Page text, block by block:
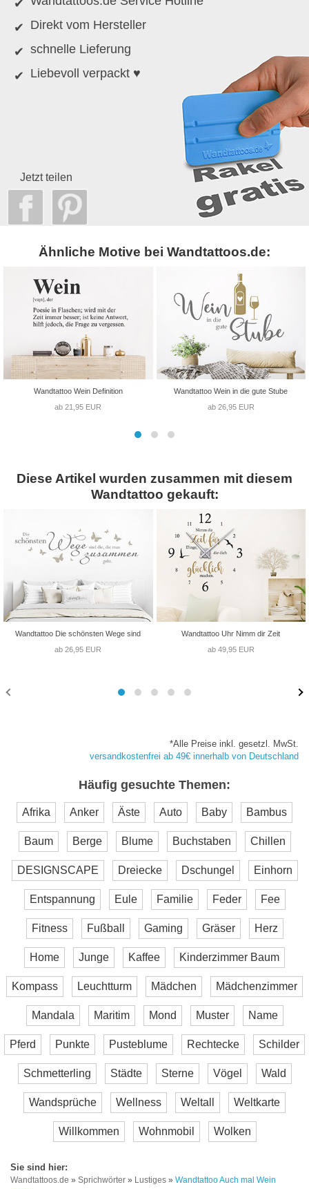
Direkt vom Hersteller
schnelle Lieferung
Liebevoll verpackt ♥
Jetzt teilen
Ähnliche Motive bei Wandtattoos.de:
Wandtattoo Wein Definition
ab 21,95 EUR
Wandtattoo Wein in die gute Stube
ab 26,95 EUR
Diese Artikel wurden zusammen mit diesem
Wandtattoo gekauft:
Wandtattoo Die schönsten Wege sind
ab 26,95 EUR
Wandtattoo Uhr Nimm dir Zeit
ab 49,95 EUR
*Alle Preise inkl. gesetzl. MwSt.
versandkostenfrei ab 49€ innerhalb von Deutschland
Häufig gesuchte Themen:
Afrika Anker Äste Auto Baby Bambus
Baum Berge Blume Buchstaben Chillen
DESIGNSCAPE Dreiecke Dschungel Einhorn
Entspannung Eule Familie Feder Fee
Fitness Fußball Gaming Gräser Herz
Home Junge Kaffee Kinderzimmer Baum
Kompass Leuchtturm Mädchen Mädchenzimmer
Mandala Maritim Mond Muster Name
Pferd Punkte Pusteblume Rechtecke Schilder
Schmetterling Städte Sterne Vögel Wald
Wandsprüche Wellness Weltall Weltkarte
Willkommen Wohnmobil Wolken
Wandtattoos.de » Sprichwörter » Lustiges » Wandtattoo Auch mal Wein